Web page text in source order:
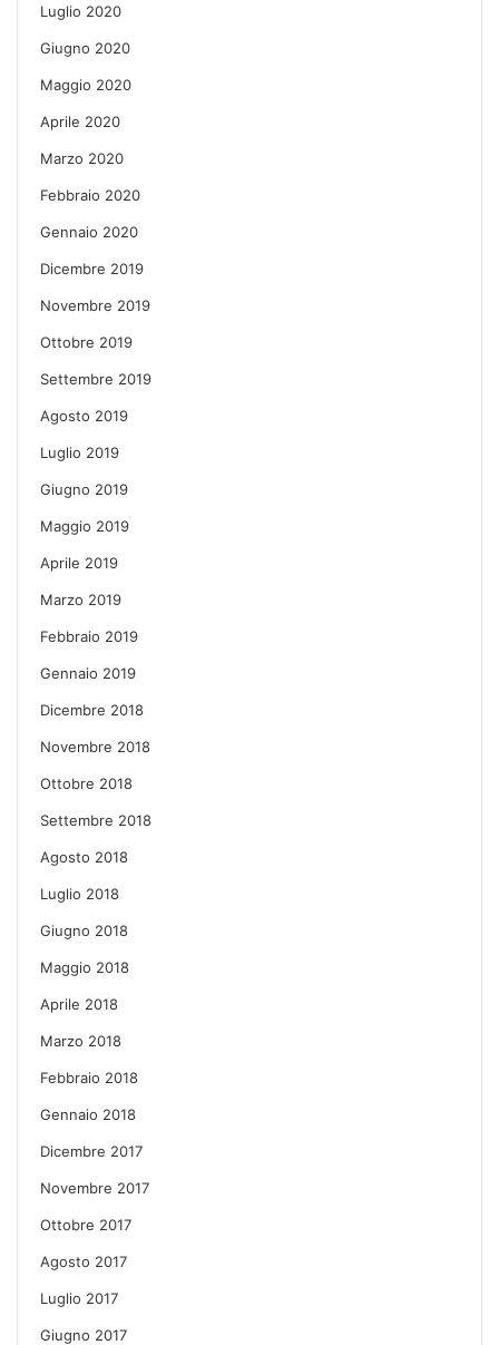
Luglio 2020
Giugno 2020
Maggio 2020
Aprile 2020
Marzo 2020
Febbraio 2020
Gennaio 2020
Dicembre 2019
Novembre 2019
Ottobre 2019
Settembre 2019
Agosto 2019
Luglio 2019
Giugno 2019
Maggio 2019
Aprile 2019
Marzo 2019
Febbraio 2019
Gennaio 2019
Dicembre 2018
Novembre 2018
Ottobre 2018
Settembre 2018
Agosto 2018
Luglio 2018
Giugno 2018
Maggio 2018
Aprile 2018
Marzo 2018
Febbraio 2018
Gennaio 2018
Dicembre 2017
Novembre 2017
Ottobre 2017
Agosto 2017
Luglio 2017
Giugno 2017